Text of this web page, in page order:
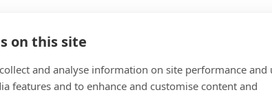
on this site
and analyse information on site performance and
features and to enhance and customise content and